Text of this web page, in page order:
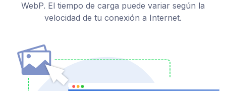
WebP. El tiempo de carga puede variar según la
velocidad de tu conexión a Internet.